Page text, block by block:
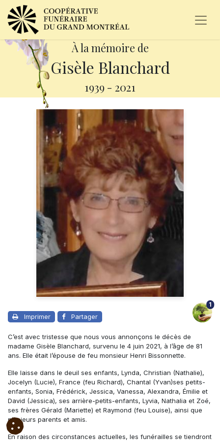
À la mémoire de
Gisèle Blanchard
1939 - 2021
Imprimer Partager
1
C’est avec tristesse que nous vous annonçons le décès de
madame Gisèle Blanchard, survenu le 4 juin 2021, à l’âge de 81
ans. Elle était l’épouse de feu monsieur Henri Bissonnette.
Elle laisse dans le deuil ses enfants, Lynda, Christian (Nathalie),
Jocelyn (Lucie), France (feu Richard), Chantal (Yvan)ses petits-
enfants, Sonia, Frédérick, Jessica, Vanessa, Alexandra, Émilie et
David (Jessica), ses arrière-petits-enfants, Lyvia, Nathalia et Zoé,
ses frères Gérald (Mariette) et Raymond (feu Louise), ainsi que
plusieurs parents et amis.
En raison des circonstances actuelles, les funérailles se tiendront